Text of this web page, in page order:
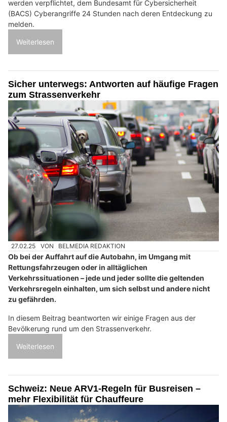
werden verpflichtet, dem Bundesamt für Cybersicherheit
(BACS) Cyberangriffe 24 Stunden nach deren Entdeckung zu
melden.
Weiterlesen
Sicher unterwegs: Antworten auf häufige Fragen
zum Strassenverkehr
27.02.25 VON BELMEDIA REDAKTION
Ob bei der Auffahrt auf die Autobahn, im Umgang mit
Rettungsfahrzeugen oder in alltäglichen
Verkehrssituationen – jede und jeder sollte die geltenden
Verkehrsregeln einhalten, um sich selbst und andere nicht
zu gefährden.
In diesem Beitrag beantworten wir einige Fragen aus der
Bevölkerung rund um den Strassenverkehr.
Weiterlesen
Schweiz: Neue ARV1-Regeln für Busreisen –
mehr Flexibilität für Chauffeure